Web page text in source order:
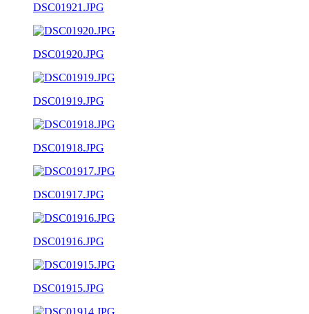
DSC01921.JPG
DSC01920.JPG
DSC01919.JPG
DSC01918.JPG
DSC01917.JPG
DSC01916.JPG
DSC01915.JPG